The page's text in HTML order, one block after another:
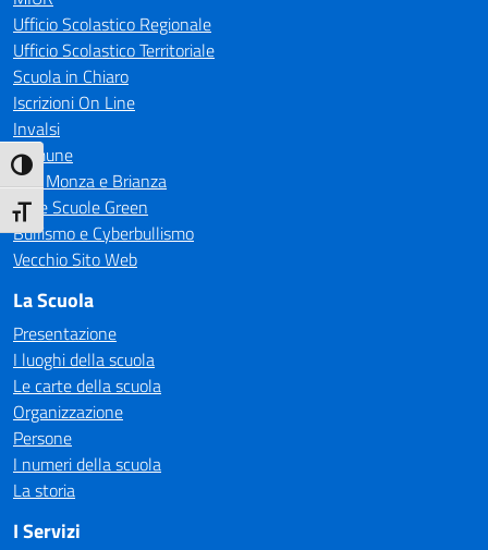
Attiva/disattiva alto contrasto
Attiva/disattiva dimensione testo
Ufficio Scolastico Regionale
Ufficio Scolastico Territoriale
Scuola in Chiaro
Iscrizioni On Line
Invalsi
Comune
CTS Monza e Brianza
Rete Scuole Green
Bullismo e Cyberbullismo
Vecchio Sito Web
La Scuola
Presentazione
I luoghi della scuola
Le carte della scuola
Organizzazione
Persone
I numeri della scuola
La storia
I Servizi